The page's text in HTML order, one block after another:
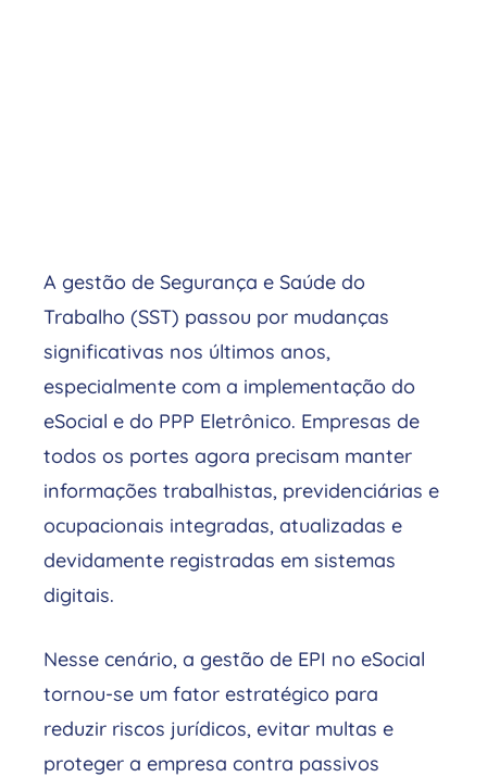
A gestão de Segurança e Saúde do
Trabalho (SST) passou por mudanças
significativas nos últimos anos,
especialmente com a implementação do
eSocial e do PPP Eletrônico. Empresas de
todos os portes agora precisam manter
informações trabalhistas, previdenciárias e
ocupacionais integradas, atualizadas e
devidamente registradas em sistemas
digitais.
Nesse cenário, a gestão de EPI no eSocial
tornou-se um fator estratégico para
reduzir riscos jurídicos, evitar multas e
proteger a empresa contra passivos